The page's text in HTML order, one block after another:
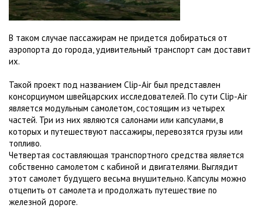
В таком случае пассажирам не придется добираться от
аэропорта до города, удивительный транспорт сам доставит
их.
Такой проект под названием Clip-Air был представлен
консорциумом швейцарских исследователей. По сути Clip-Air
является модульным самолетом, состоящим из четырех
частей. Три из них являются салонами или капсулами, в
которых и путешествуют пассажиры, перевозятся грузы или
топливо.
Четвертая составляющая транспортного средства является
собственно самолетом с кабиной и двигателями. Выглядит
этот самолет будущего весьма внушительно. Капсулы можно
отцепить от самолета и продолжать путешествие по
железной дороге.